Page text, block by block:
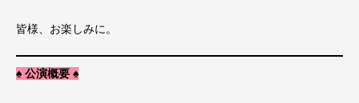
皆様、お楽しみに。
♠ 公演概要 ♠